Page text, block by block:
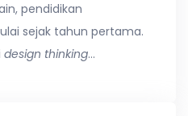
pendidikan
sejak tahun pertama.
design thinking...